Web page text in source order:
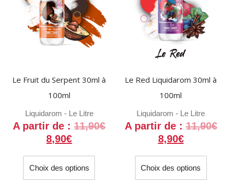
choisies
sur
la
produit
produit
Le Fruit du Serpent 30ml à
100ml
Liquidarom - Le Litre
A partir de :11,90€
8,90€
Choix des options
Ce
a
Le Red Liquidarom 30ml à
100ml
Liquidarom - Le Litre
A partir de :11,90€
8,90€
Choix des options
Ce
a